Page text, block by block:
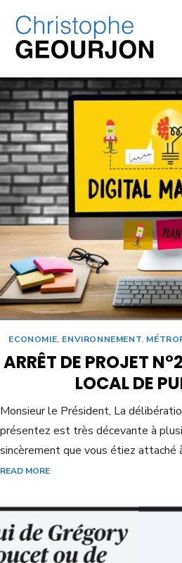
ÉTIQUETTE :
ECONOMIE, ENVIRONNEMENT,
ARRÊT DE PROJET
LOCAL DE
Monsieur le Président, La
présentez est très décevante à
sincèrement que vous étiez attaché
READ MORE